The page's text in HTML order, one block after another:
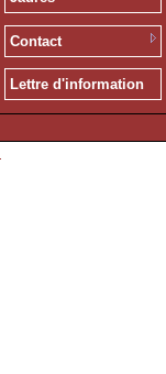
Contact
Lettre d'information